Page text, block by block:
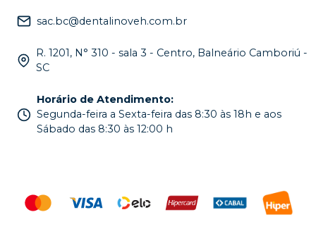
sac.bc@dentalinoveh.com.br
R. 1201, N° 310 - sala 3 - Centro, Balneário Camboriú -
SC
Horário de Atendimento:
Segunda-feira a Sexta-feira das 8:30 às 18h e aos
Sábado das 8:30 às 12:00 h